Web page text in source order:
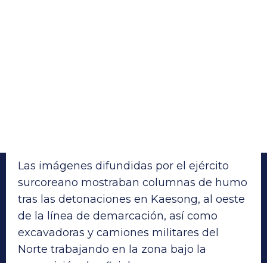
Las imágenes difundidas por el ejército
surcoreano mostraban columnas de humo
tras las detonaciones en Kaesong, al oeste
de la línea de demarcación, así como
excavadoras y camiones militares del
Norte trabajando en la zona bajo la